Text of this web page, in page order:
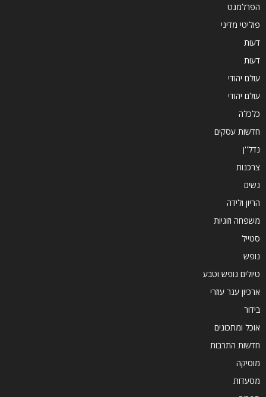
הפרלמנט
פוליטי מדיני
דעות
דעות
עולם יהודי
עולם יהודי
כלכלה
חדשות עסקים
נדל''ן
צרכנות
נשים
הריון ולידה
משפחה וזוגיות
סטייל
נופש
טיולים נופש וטבע
ארכיון ענר עוזרי
בידור
אוכל ומתכונים
חדשות התרבות
מוסיקה
מסעדות